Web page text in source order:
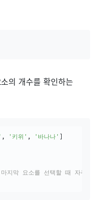
의 개수를 확인하는
, '키위' , '바나나'
지막 요소를 선택할 때 자주 사